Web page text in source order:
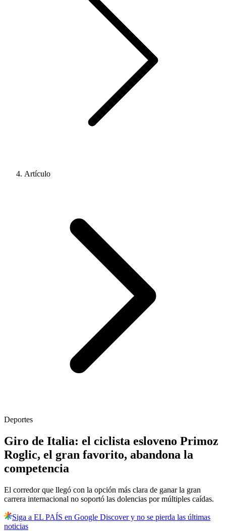
Artículo
Deportes
Giro de Italia: el ciclista esloveno Primoz
Roglic, el gran favorito, abandona la
competencia
El corredor que llegó con la opción más clara de ganar la gran
carrera internacional no soportó las dolencias por múltiples caídas.
Siga a EL PAÍS en Google Discover y no se pierda las últimas
noticias